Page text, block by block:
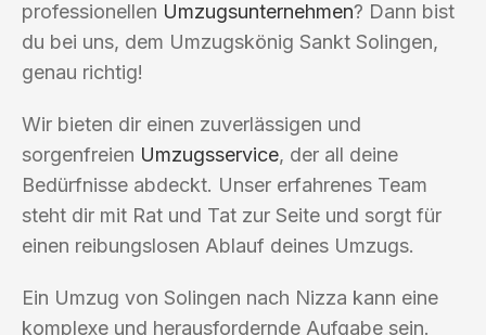
professionellen Umzugsunternehmen? Dann bist
du bei uns, dem Umzugskönig Sankt Solingen,
genau richtig!
Wir bieten dir einen zuverlässigen und
sorgenfreien Umzugsservice, der all deine
Bedürfnisse abdeckt. Unser erfahrenes Team
steht dir mit Rat und Tat zur Seite und sorgt für
einen reibungslosen Ablauf deines Umzugs.
Ein Umzug von Solingen nach Nizza kann eine
komplexe und herausfordernde Aufgabe sein.